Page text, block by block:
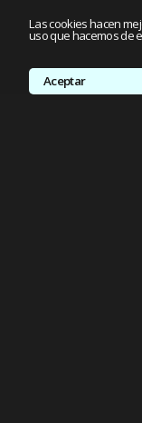
Las cookies hacen
uso que hacemos de
Aceptar